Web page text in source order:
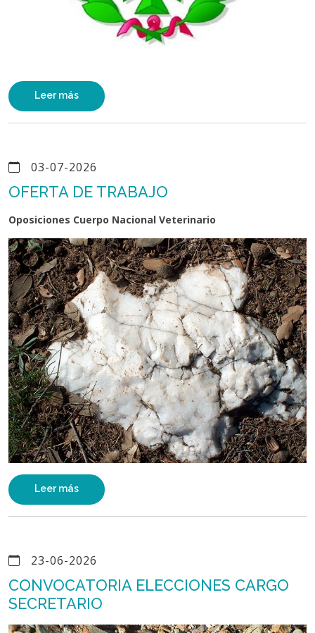
Leer más
03-07-2026
OFERTA DE TRABAJO
Oposiciones Cuerpo Nacional Veterinario
Leer más
23-06-2026
CONVOCATORIA ELECCIONES CARGO
SECRETARIO